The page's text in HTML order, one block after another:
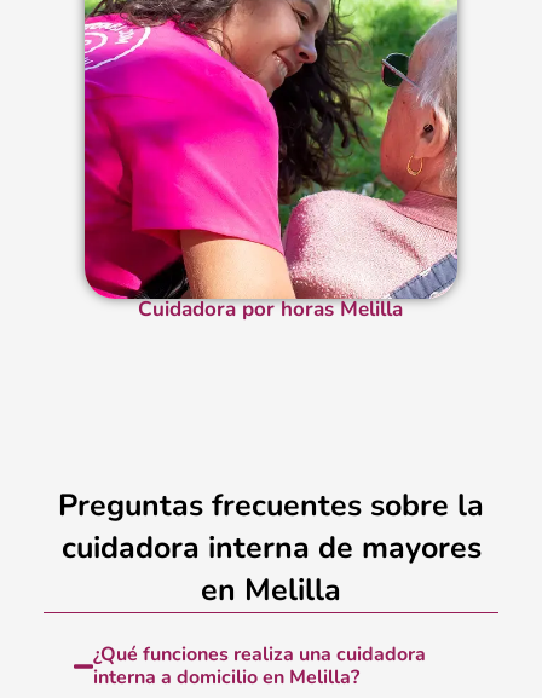
Cuidadora por horas Melilla
Preguntas frecuentes sobre la
cuidadora interna de mayores
en Melilla
¿Qué funciones realiza una cuidadora
interna a domicilio en Melilla?